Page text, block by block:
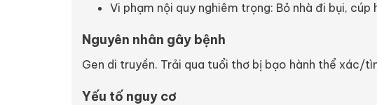
Vi phạm nội quy nghiêm trọng: Bỏ nhà đi bụi,
Nguyên nhân gây bệnh
Gen di truyền. Trải qua tuổi thơ bị bạo hành thể xác/
Yếu tố nguy cơ